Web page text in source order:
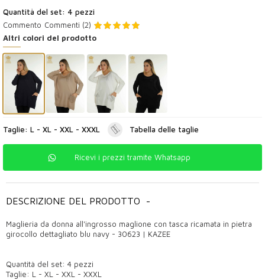
Quantità del set: 4 pezzi
Commento Commenti (2)
Altri colori del prodotto
Taglie: L - XL - XXL - XXXL Tabella delle taglie
Ricevi i prezzi tramite Whatsapp
DESCRIZIONE DEL PRODOTTO -
Maglieria da donna all'ingrosso maglione con tasca ricamata in pietra
girocollo dettagliato blu navy - 30623 | KAZEE
Quantità del set: 4 pezzi
Taglie: L - XL - XXL - XXXL